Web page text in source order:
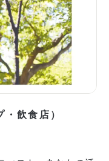
飲食店）